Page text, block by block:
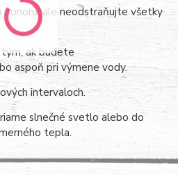
ale neodstraňujte všetky
ak budete
aspoň pri výmene vody.
intervaloch.
slnečné svetlo alebo do
tepla.